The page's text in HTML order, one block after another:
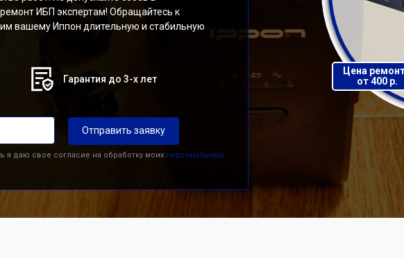
ИБП экспертам! Обращайтесь к
вашему Иппон длительную и стабильную
Гарантия до 3-х лет
Отправить заявку
я даю свое согласие на обработку моих персональных
Цена
от 400 р.